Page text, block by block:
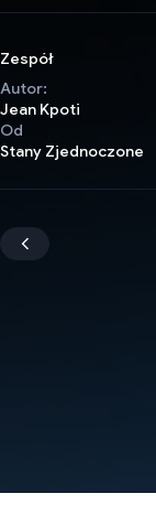
Zespół
Autor:
Jean Kpoti
Od
Stany Zjednoczone